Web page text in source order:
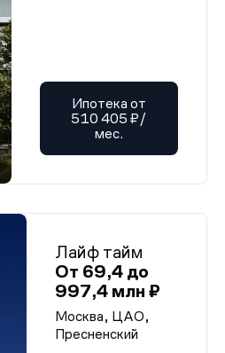
Ипотека от
510 405 ₽/
мес.
Лайф тайм
От 69,4 до
997,4 млн ₽
Москва, ЦАО,
Пресненский